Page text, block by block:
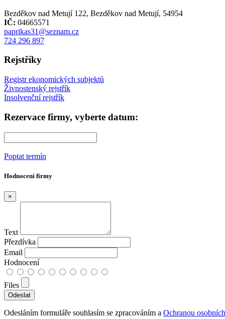
Bezděkov nad Metují 122, Bezděkov nad Metují, 54954
IČ: 04665571
paprikas31@seznam.cz
724 296 897
Rejstříky
Registr ekonomických subjektů
Živnostenský rejstřík
Insolvenční rejstřík
Rezervace firmy, vyberte datum:
Poptat termín
Hodnocení firmy
×
Text
Přezdívka
Email
Hodnocení
Files
Odesláním formuláře souhlasím se zpracováním a Ochranou